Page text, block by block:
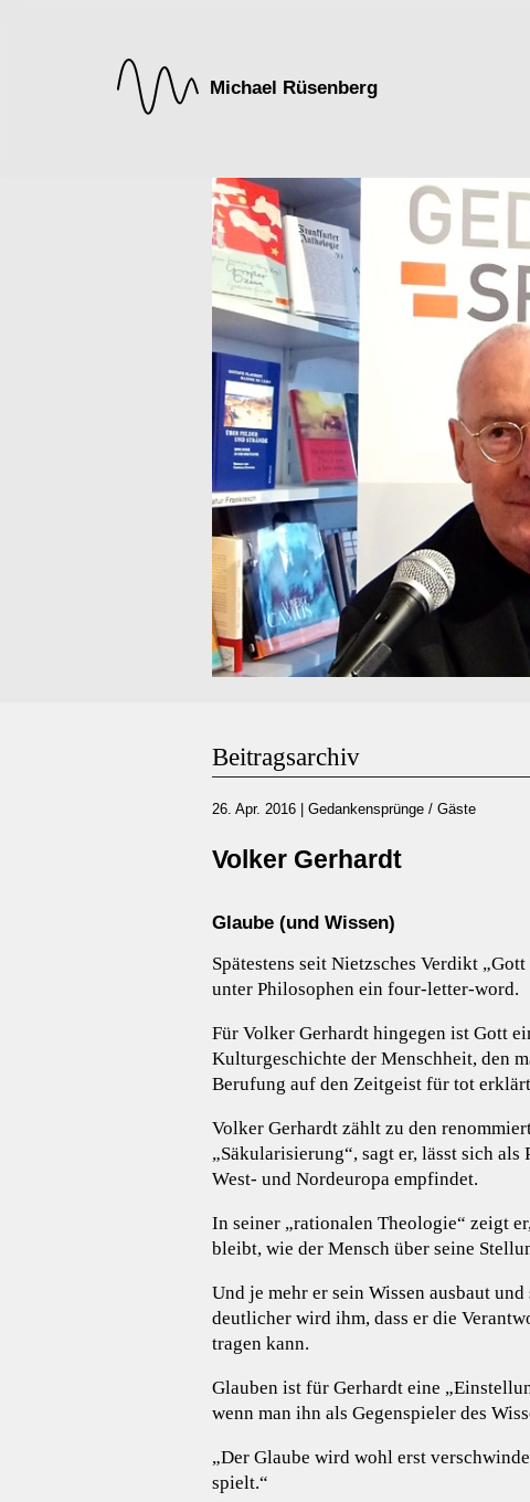
Beitragsarchiv
26. Apr. 2016 Gedankensprünge / Gäste
Volker Gerhardt
Glaube (und Wissen)
Spätestens seit Nietzsches Verdikt
unter Philosophen ein four-letter-word.
Für Volker Gerhardt hingegen ist Gott
Kulturgeschichte der Menschheit, den
Berufung auf den Zeitgeist für tot
Volker Gerhardt zählt zu den
„Säkularisierung“, sagt er, lässt sich
West- und Nordeuropa empfindet.
In seiner „rationalen Theologie“ zeigt
bleibt, wie der Mensch über seine
Und je mehr er sein Wissen ausbaut
deutlicher wird ihm, dass er die
tragen kann.
Glauben ist für Gerhardt eine
wenn man ihn als Gegenspieler des
„Der Glaube wird wohl erst
spielt.“